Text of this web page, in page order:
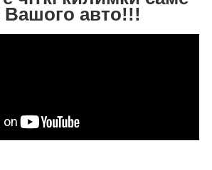
авто!!!